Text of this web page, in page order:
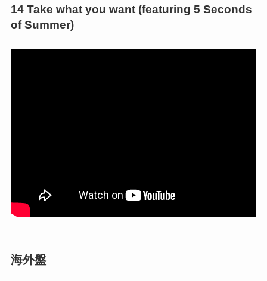
14 Take what you want (featuring 5 Seconds
of Summer)
海外盤